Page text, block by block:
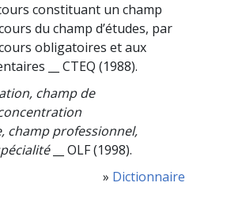
constituant un champ
du champ d’études, par
obligatoires et aux
__ CTEQ (1988).
champ de
champ professionnel,
__ OLF (1998).
» Dictionnaire